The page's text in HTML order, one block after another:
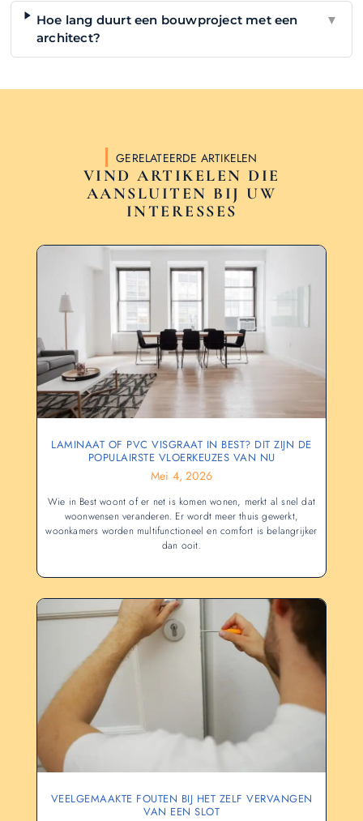
Hoe lang duurt een bouwproject met een
architect?
▼
GERELATEERDE ARTIKELEN
VIND ARTIKELEN DIE
AANSLUITEN BIJ UW
INTERESSES
LAMINAAT OF PVC VISGRAAT IN BEST? DIT ZIJN DE
POPULAIRSTE VLOERKEUZES VAN NU
Mei 4, 2026
Wie in Best woont of er net is komen wonen, merkt al snel dat
woonwensen veranderen. Er wordt meer thuis gewerkt,
woonkamers worden multifunctioneel en comfort is belangrijker
dan ooit.
VEELGEMAAKTE FOUTEN BIJ HET ZELF VERVANGEN
VAN EEN SLOT